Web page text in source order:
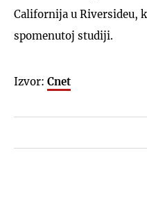
Californija u Riversideu,
spomenutoj studiji.
Izvor: Cnet